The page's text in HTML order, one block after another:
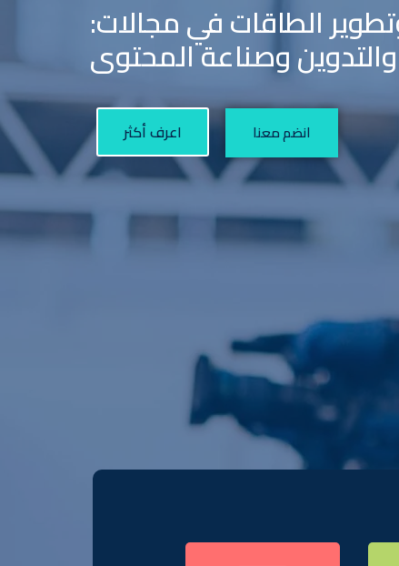
الطاقات في مجالات:
والتدوين وصناعة المحتوى
انضم معنا اعرف أكثر